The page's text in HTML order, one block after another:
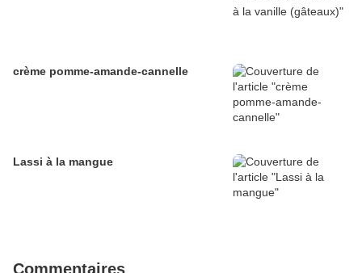
crème pomme-amande-cannelle
Lassi à la mangue
Commentaires